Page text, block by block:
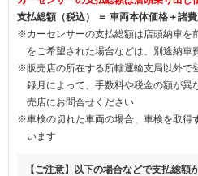
支払総額（税込） ＝ 車両本体価格＋諸
※カーセンサーの支払総額は店頭納車を
をご希望された場合などは、別途納車
※販売店の所在する所轄運輸支局以外で
録月によって、手数料や税金の額が異
売店にお問合せください
※車検の切れた車両の場合、車検を取得
います
【ご注意】以下の場合などで支払総額